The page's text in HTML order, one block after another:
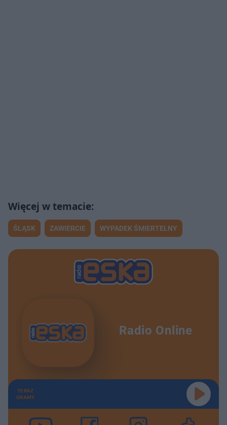
ŚLĄSK ZAWIERCIE WYPADEK ŚMIERTELNY
Radio Online
TERAZ
GRAMY